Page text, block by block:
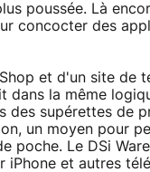
poussée. Là
concocter des
et d'un site de
dans la même
des supérettes de
un moyen pour
poche. Le DSi
iPhone et autres